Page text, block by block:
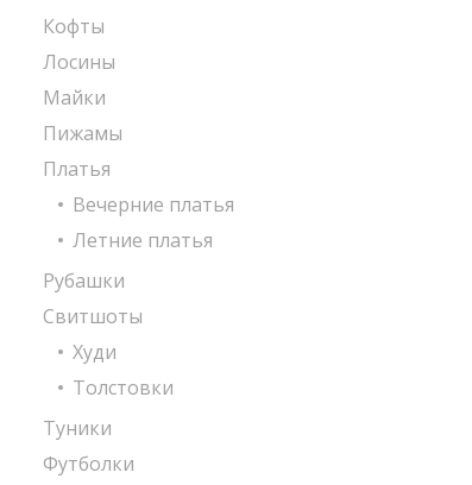
Кофты
Лосины
Майки
Пижамы
Платья
Вечерние платья
Летние платья
Рубашки
Свитшоты
Худи
Толстовки
Туники
Футболки